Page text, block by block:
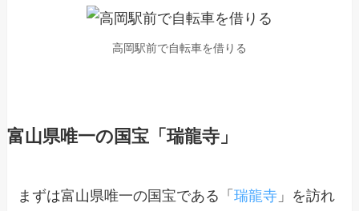
高岡駅前で自転車を借りる
富山県唯一の国宝「瑞龍寺」
まずは富山県唯一の国宝である「瑞龍寺 」を訪れ